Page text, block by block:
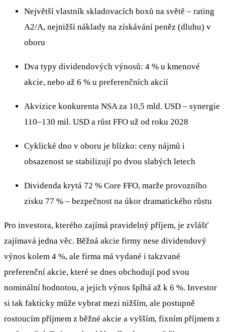
Největší vlastník skladovacích boxů na světě – rating
A2/A, nejnižší náklady na získávání peněz (dluhu) v
oboru
Dva typy dividendových výnosů: 4 % u kmenové
akcie, nebo až 6 % u preferenčních akcií
Akvizice konkurenta NSA za 10,5 mld. USD – synergie
110–130 mil. USD a růst FFO už od roku 2028
Cyklické dno v oboru je blízko: ceny nájmů i
obsazenost se stabilizují po dvou slabých letech
Dividenda krytá 72 % Core FFO, marže provozního
zisku 77 % – bezpečnost na úkor dramatického růstu
Pro investora, kterého zajímá pravidelný příjem, je zvlášť
zajímavá jedna věc. Běžná akcie firmy nese dividendový
výnos kolem 4 %, ale firma má vydané i takzvané
preferenční akcie, které se dnes obchodují pod svou
nominální hodnotou, a jejich výnos šplhá až k 6 %. Investor
si tak fakticky může vybrat mezi nižším, ale postupně
rostoucím příjmem z běžné akcie a vyšším, fixním příjmem z